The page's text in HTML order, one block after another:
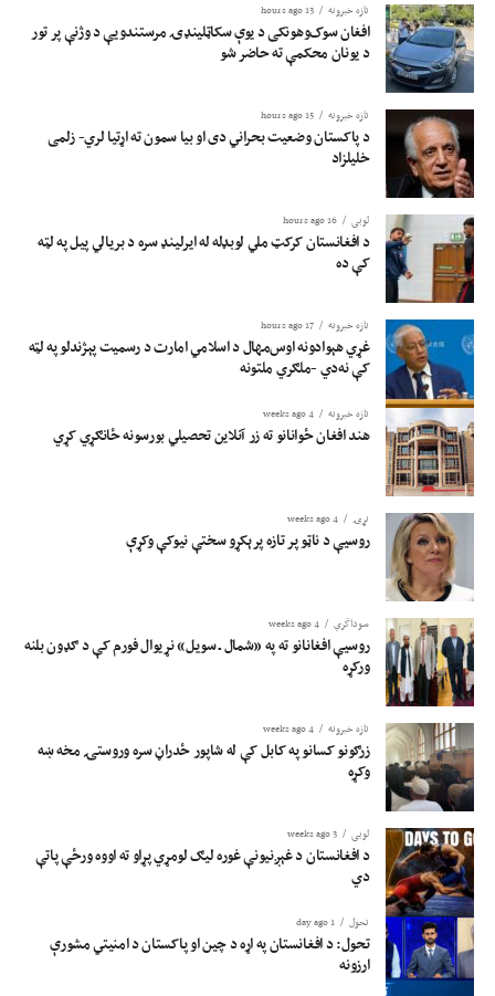
تازه خبرونه 13 hours ago
افغان سوک‌وهونکی د یوې سکاټلینډۍ مرستندویې د وژنې پر تور
د یونان محکمې ته حاضر شو
تازه خبرونه 15 hours ago
د پاکستان وضعیت بحراني دی او بیا سمون ته اړتیا لري- زلمی
خلیلزاد
لوبی 16 hours ago
د افغانستان کرکټ ملي لوبډله له ایرلینډ سره د بریالي پیل په لټه
کې ده
تازه خبرونه 17 hours ago
غړي هېوادونه اوس‌مهال د اسلامي امارت د رسمیت پېژندلو په لټه
کې نه‌دي -ملګري ملتونه
تازه خبرونه 4 weeks ago
هند افغان ځوانانو ته زر آنلاین تحصیلي بورسونه ځانګړي کړي
نړۍ 4 weeks ago
روسیې د ناټو پر تازه پرېکړو سختې نیوکې وکړې
سوداگري 4 weeks ago
روسیې افغانانو ته په «شمال ـ سویل» نړیوال فورم کې د ګډون بلنه
ورکړه
تازه خبرونه 4 weeks ago
زرګونو کسانو په کابل کې له شاپور ځدراڼ سره وروستۍ مخه ښه
وکړه
لوبی 3 weeks ago
د افغانستان د غېږنیونې غوره لیګ لومړي پړاو ته اووه ورځې پاتې
دي
تحول 1 day ago
تحول: د افغانستان په اړه د چین او پاکستان د امنیتي مشورې
ارزونه